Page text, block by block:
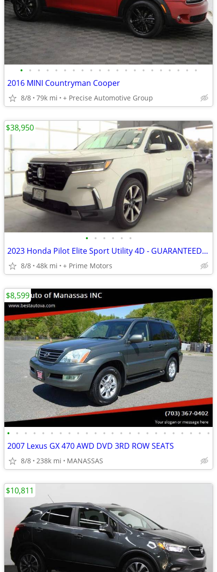
• • • • • • • • • • • • • • • • • • • • •
2016 MINI Countryman Cooper
8/8 79k mi + Precise Automotive Group
• • • • • •
2023 Honda Pilot Elite Sport Utility 4D - GUARANTEED APPROVAL FOR EVERYONE!!!
8/8 48k mi + Prime Motors
$38,950
• • • • • • • • • • • • • • • • • • • • • • • •
2007 Lexus GX 470 AWD DVD 3RD ROW SEATS
8/8 238k mi MANASSAS
$8,599
$10,811